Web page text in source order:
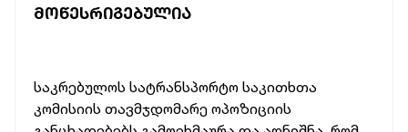
ᲛᲝᲬᲔᲡᲠᲘᲒᲔᲑᲣᲚᲘᲐ
საკრებულოს სატრანსპორტო საკითხთა
კომისიის თავმჯდომარე ოპოზიციის